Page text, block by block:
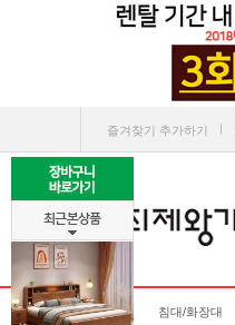
즐겨찾기 추가하기 ㅣ
침대/화장대